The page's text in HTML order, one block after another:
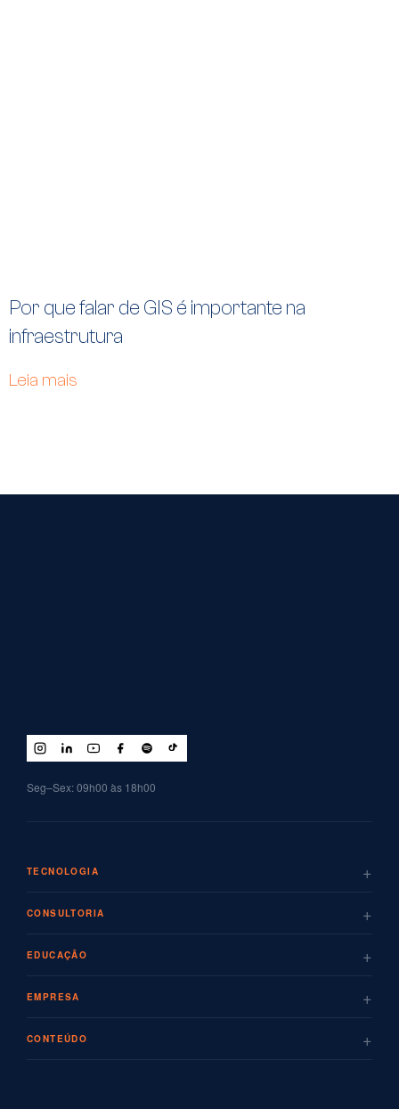
Por que falar de GIS é importante na
infraestrutura
Leia mais
Seg–Sex: 09h00 às 18h00
TECNOLOGIA +
CONSULTORIA +
EDUCAÇÃO +
EMPRESA +
CONTEÚDO +